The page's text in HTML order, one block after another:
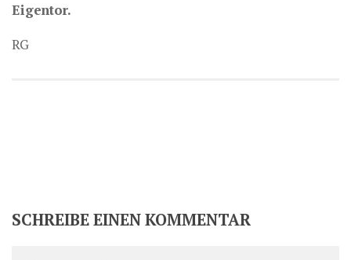
Eigentor.
RG
SCHREIBE EINEN KOMMENTAR